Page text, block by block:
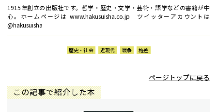
1915年創立の出版社です。哲学・歴史・文学・芸術・語学などの書籍が中
心。ホームページは www.hakusuisha.co.jp ツイッターアカウントは
@hakusuisha
歴史・社会 近現代 戦争 格差
ページトップに戻る
この記事で紹介した本